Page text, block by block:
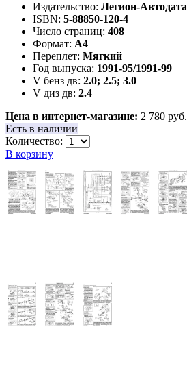
Издательство: Легион-Aвтодата
ISBN: 5-88850-120-4
Число страниц: 408
Формат: А4
Переплет: Мягкий
Год выпуска: 1991-95/1991-99
V бенз дв: 2.0; 2.5; 3.0
V диз дв: 2.4
Цена в интернет-магазине: 2 780 руб.
Есть в наличии
Количество:
В корзину